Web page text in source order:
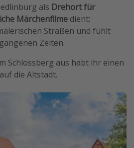
als Drehort für
Märchenfilme dient:
Straßen und fühlt
Zeiten.
Schlossberg aus habt ihr einen
die Altstadt.